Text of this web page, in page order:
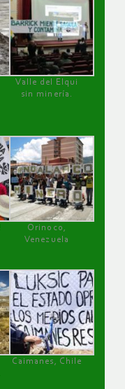
Valle del Elqui
sin minería.
Orinoco,
Venezuela
Caimanes, Chile